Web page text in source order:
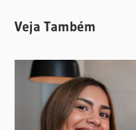
Veja Também